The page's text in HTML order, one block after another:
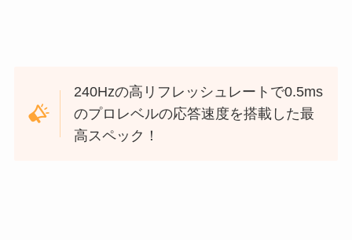
240Hzの高リフレッシュレートで0.5ms
のプロレベルの応答速度を搭載した最
高スペック！